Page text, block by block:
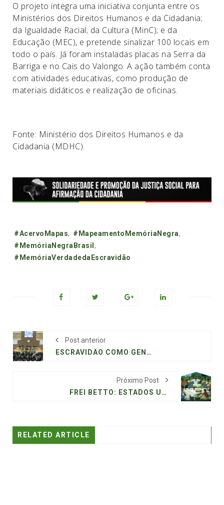
O projeto integra uma iniciativa conjunta entre os
Ministérios dos Direitos Humanos e da Cidadania;
da Igualdade Racial; da Cultura (MinC); e da
Educação (MEC), e pretende sinalizar 100 locais em
todo o país. Já foram instaladas placas na Serra da
Barriga e no Cais do Valongo. A ação também conta
com atividades educativas, como produção de
materiais didáticos e realização de oficinas.
Fonte: Ministério dos Direitos Humanos e da
Cidadania (MDHC).
Tags:
#AcervoMapas, #MapeamentoMemóriaNegra,
#MemóriaNegraBrasil ,
#MemóriaVerdadedaEscravidão
Post anterior
ESCRAVIDÃO COMO GENOCÍDIO: PAÍSES AFRICANOS AVANÇAM EM AGENDA DE REPARAÇÃO
Próximo Post
FREI BETTO: ESTADOS UNIDOS E O PERFIL RELIGIOSO DA AMÉRICA LATINA
RELATED ARTICLE